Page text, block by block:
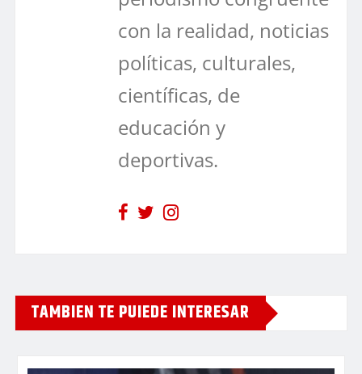
con la realidad, noticias
políticas, culturales,
científicas, de
educación y
deportivas.
TAMBIEN TE PUIEDE INTERESAR